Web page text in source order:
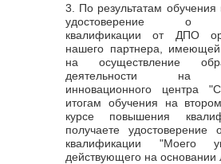
3. По результатам обучения
удостоверение о
квалификации от ДПО
нашего партнера,
на осуществление
деятельности на
инновационного центра
итогам обучения на
курсе повышения
получаете удостоверение
квалификации "Моего
действующего на основании